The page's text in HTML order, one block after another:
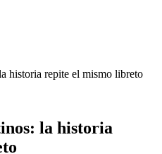
historia repite el mismo libreto
la historia